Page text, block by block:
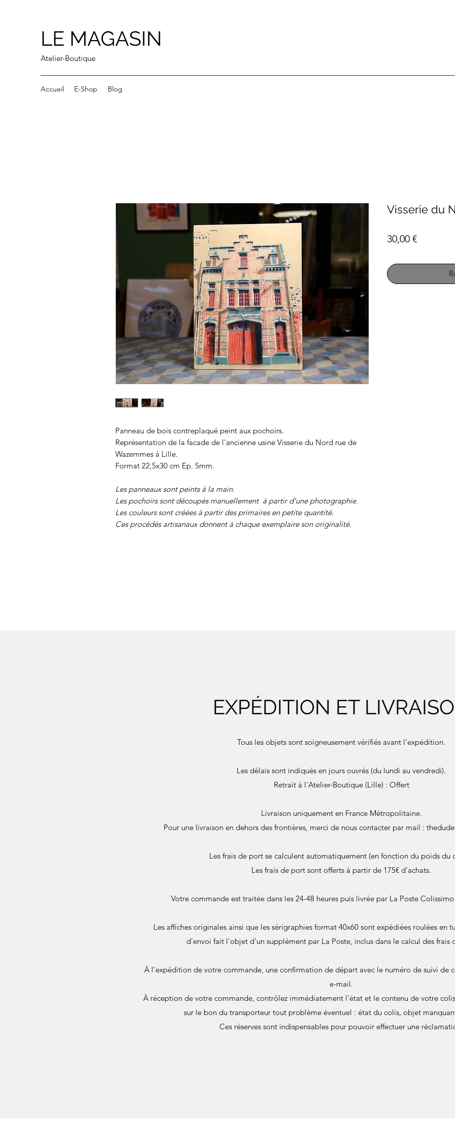
LE MAGASIN
Atelier-Boutique
Accueil E-Shop Blog
Panneau de bois contreplaqué peint aux pochoirs.
Représentation de la facade de l'ancienne usine Visserie du Nord rue de
Wazemmes à Lille.
Format 22,5x30 cm Ep. 5mm.
Les panneaux sont peints à la main.
Les pochoirs sont découpés manuellement à partir d'une photographie.
Les couleurs sont créées à partir des primaires en petite quantité.
Ces procédés artisanaux donnent à chaque exemplaire son originalité.
Visserie du
30,00 €Prix
EXPÉDITION ET
Tous les objets sont soigneusement vérifiés avant l’expédition.
Les délais sont indiqués en jours ouvrés (du lundi au vendredi).
Retrait à l'Atelier-Boutique (Lille) : Offert
Livraison uniquement en France Métropolitaine.
Pour une livraison en dehors des frontières, merci de nous contacter par mail :
Les frais de port se calculent automatiquement (en fonction du poids du
Les frais de port sont offerts à partir de 175€ d'achats.
Votre commande est traitée dans les 24-48 heures puis livrée par La Poste
Les affiches originales ainsi que les sérigraphies format 40x60 sont expédiées roulées en
d'envoi fait l'objet d'un supplément par La Poste, inclus dans le calcul des frais
À l'expédition de votre commande, une confirmation de départ avec le numéro de suivi de
e-mail.
À réception de votre commande, contrôlez immédiatement l’état et le contenu de votre
sur le bon du transporteur tout problème éventuel : état du colis, objet
Ces réserves sont indispensables pour pouvoir effectuer une